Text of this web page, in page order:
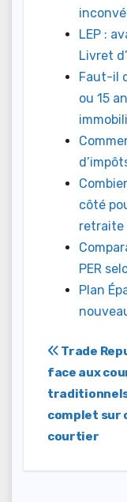
LEP :
Livret
Faut-il
ou 15
côté
retraite
PER
Plan
de
Trade
face aux
complet sur
courtier